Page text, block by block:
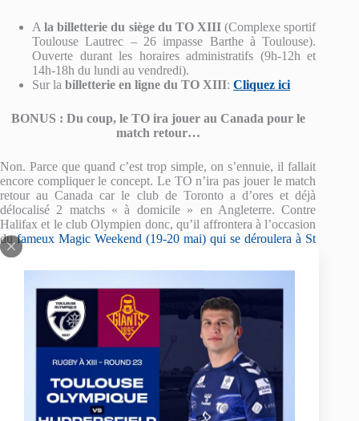
Ala billetterie du siège du TO XIII(Complexe sportif
Toulouse Lautrec – 26 impasse Barthe à Toulouse).
Ouverte durant les horaires administratifs (9h-12h et
14h-18h du lundi au vendredi).
Sur la billetterie en ligne du TO XIII: Cliquez ici
BONUS : Du coup, le TO ira jouer au Canada pour le
match retour…
Non. Parce que quand c’est trop simple, on s’ennuie, il fallait
encore compliquer le concept. Le TO n’ira pas jouer le match
retour au Canada car le club de Toronto a d’ores et déjà
délocalisé 2 matchs « à domicile » en Angleterre. Contre
Halifax et le club Olympien donc, qu’il affrontera à l’occasion
dufameux Magic Weekend (19-20 mai) qui se déroulera à St
James Park, Newcastle
A noter que, avant de retrouverBlagnacle lundi 2 avril, les
Olympienseffectueront un déplacement périlleux chez le
leader Londonien
, ce vendredi 30 mars(13h – heure locale).
PRÉCÉDENT SUIVANT